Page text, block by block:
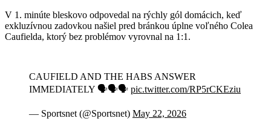
V 1. minúte bleskovo odpovedal na rýchly gól domácich, keď
exkluzívnou zadovkou našiel pred bránkou úplne voľného Colea
Caufielda, ktorý bez problémov vyrovnal na 1:1.
CAUFIELD AND THE HABS ANSWER
IMMEDIATELY 🗣️🗣️🗣️ pic.twitter.com/RP5rCKEziu
— Sportsnet (@Sportsnet) May 22, 2026